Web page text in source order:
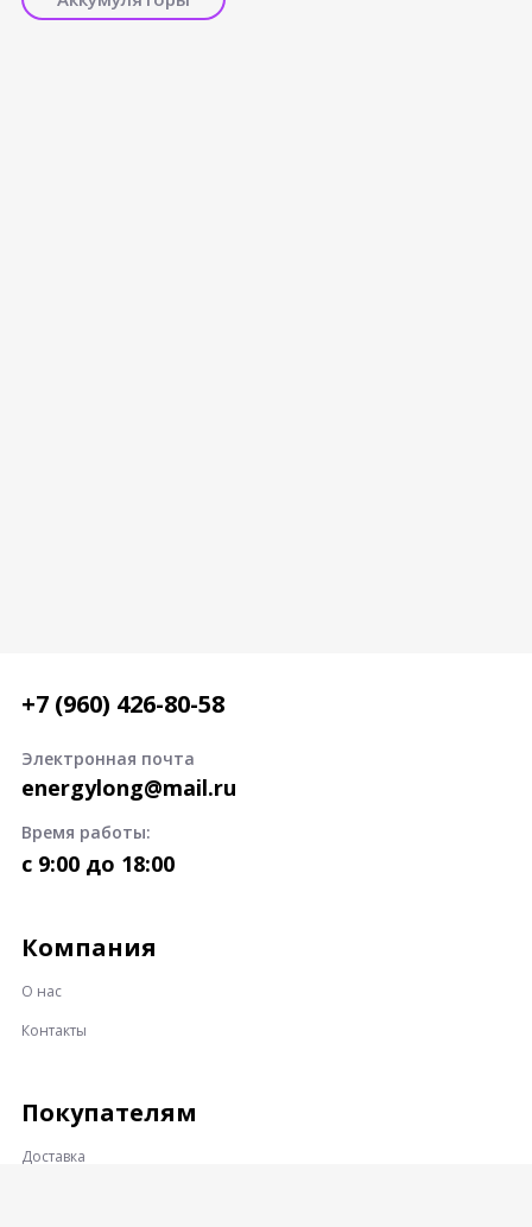
+7 (960) 426-80-58
Электронная почта
energylong@mail.ru
Время работы:
c 9:00 до 18:00
Компания
О нас
Контакты
Покупателям
Доставка